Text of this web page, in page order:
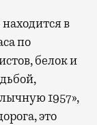
в
по
белок и
1957»,
это